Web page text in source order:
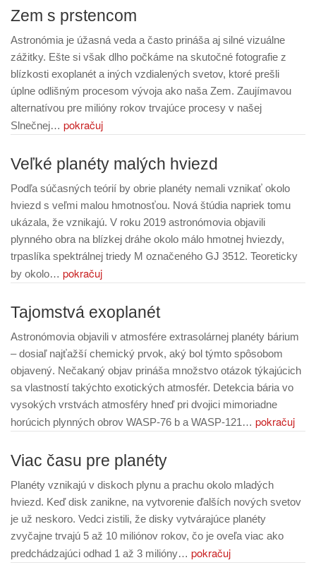
Zem s prstencom
Astronómia je úžasná veda a často prináša aj silné vizuálne
zážitky. Ešte si však dlho počkáme na skutočné fotografie z
blízkosti exoplanét a iných vzdialených svetov, ktoré prešli
úplne odlišným procesom vývoja ako naša Zem. Zaujímavou
alternatívou pre milióny rokov trvajúce procesy v našej
Slnečnej… pokračuj
Veľké planéty malých hviezd
Podľa súčasných teórií by obrie planéty nemali vznikať okolo
hviezd s veľmi malou hmotnosťou. Nová štúdia napriek tomu
ukázala, že vznikajú. V roku 2019 astronómovia objavili
plynného obra na blízkej dráhe okolo málo hmotnej hviezdy,
trpaslíka spektrálnej triedy M označeného GJ 3512. Teoreticky
by okolo… pokračuj
Tajomstvá exoplanét
Astronómovia objavili v atmosfére extrasolárnej planéty bárium
– dosiaľ najťažší chemický prvok, aký bol týmto spôsobom
objavený. Nečakaný objav prináša množstvo otázok týkajúcich
sa vlastností takýchto exotických atmosfér. Detekcia bária vo
vysokých vrstvách atmosféry hneď pri dvojici mimoriadne
horúcich plynných obrov WASP-76 b a WASP-121… pokračuj
Viac času pre planéty
Planéty vznikajú v diskoch plynu a prachu okolo mladých
hviezd. Keď disk zanikne, na vytvorenie ďalších nových svetov
je už neskoro. Vedci zistili, že disky vytvárajúce planéty
zvyčajne trvajú 5 až 10 miliónov rokov, čo je oveľa viac ako
predchádzajúci odhad 1 až 3 milióny… pokračuj